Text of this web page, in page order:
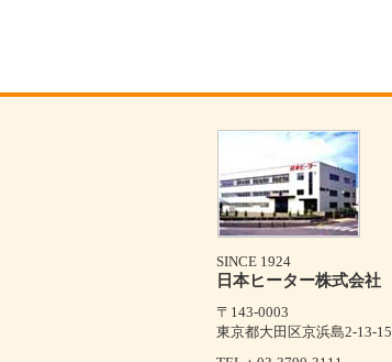
SINCE 1924
日本ヒーター株式会社
〒143-0003
東京都大田区京浜島2-13-15